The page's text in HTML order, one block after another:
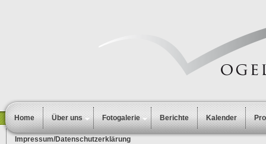
Home Über uns Fotogalerie Berichte Kalender
Impressum/Datenschutzerklärung